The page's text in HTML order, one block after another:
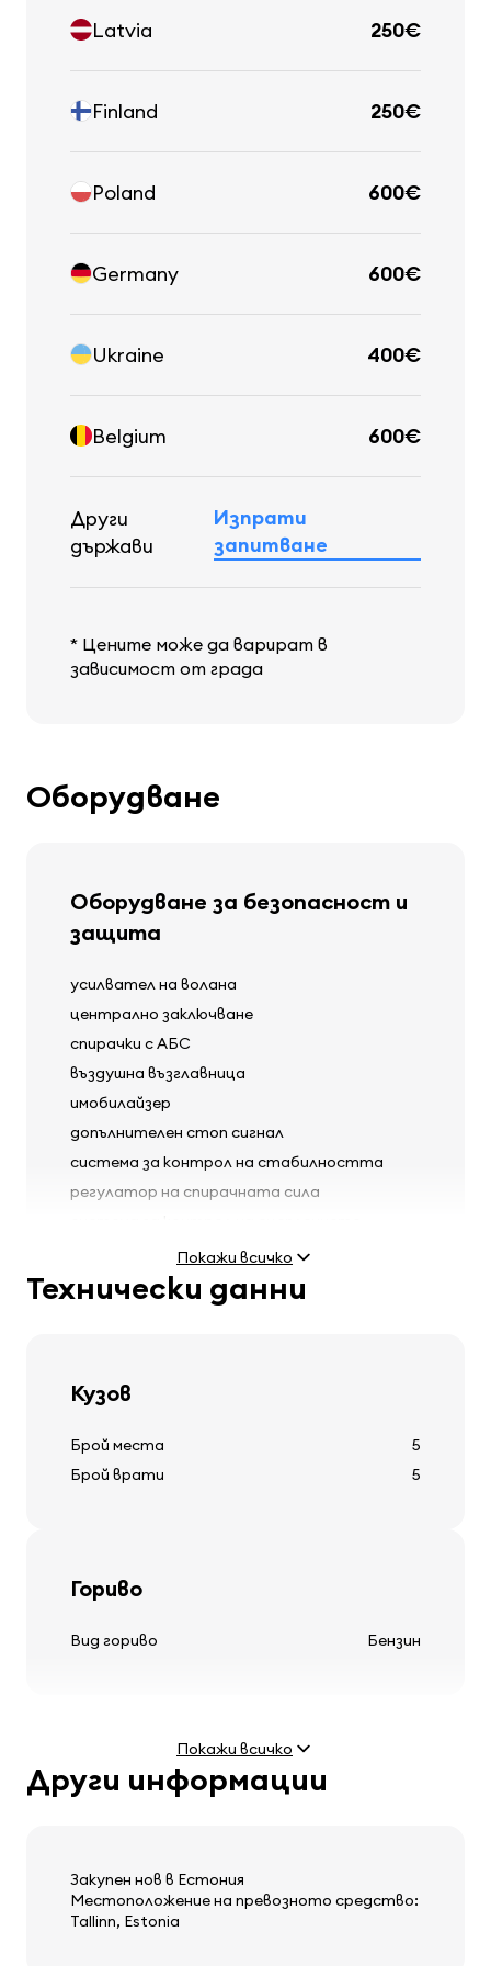
Latvia 250€
Finland 250€
Poland 600€
Germany 600€
Ukraine 400€
Belgium 600€
Други
държави
Изпрати
запитване
* Цените може да варират в
зависимост от града
Оборудване
Оборудване за безопасност и
защита
усилвател на волана
централно заключване
спирачки с АБС
въздушна възглавница
имобилайзер
допълнителен стоп сигнал
система за контрол на стабилността
регулатор на спирачната сила
предни седалки с предварително опънати
Фарове
регулиране на фаровете по височина
леки алуминиеви джанти
регулируема кормилна колона
мултифункционален волан
Покажи всичко
Технически данни
Кузов
Брой места
5
Брой врати
5
Гориво
Вид гориво Бензин
Двигател
Покажи всичко
Други информации
Закупен нов в Естония
Местоположение на превозното средство:
Tallinn, Estonia